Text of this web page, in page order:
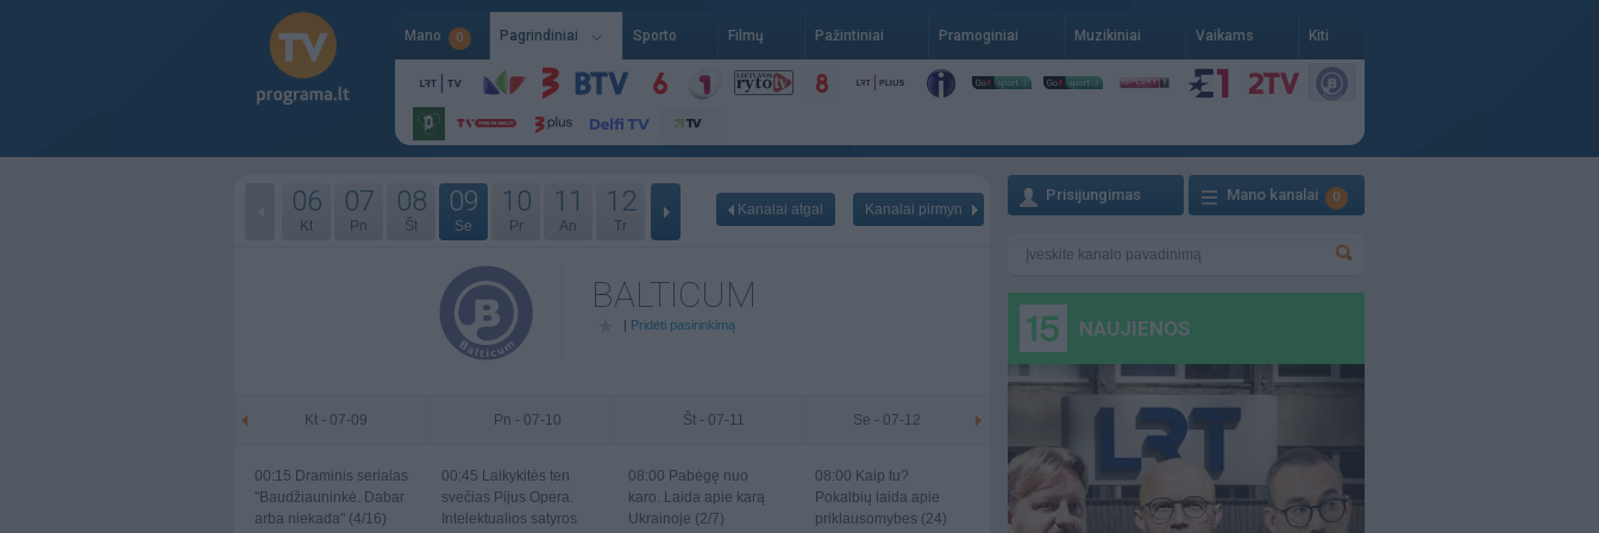
Mano 0 Pagrindiniai Sporto Filmų Pažintiniai Pramoginiai Muzikiniai Vaikams Kiti
06
Kt
07
Pn
08
Št
09
Se
10
Pr
11
An
12
Tr
Kanalai atgal Kanalai pirmyn
BALTICUM
| Pridėti pasirinkimą
Kt - 07-09
00:15 Draminis serialas
"Baudžiauninkė. Dabar
arba niekada" (4/16)
Pn - 07-10
00:45 Laikykitės ten
svečias Pijus Opera.
Intelektualios satyros
Št - 07-11
08:00 Pabėgę nuo
karo. Laida apie karą
Ukrainoje (2/7)
Se - 07-12
08:00 Kaip tu?
Pokalbių laida apie
priklausomybes (24)
Prisijungimas Mano kanalai 0